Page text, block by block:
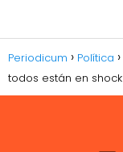
Periodicum Política
todos están en shock